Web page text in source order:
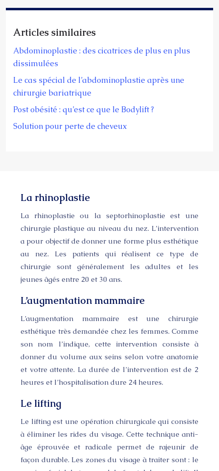
Articles similaires
Abdominoplastie : des cicatrices de plus en plus
dissimulées
Le cas spécial de l’abdominoplastie après une
chirurgie bariatrique
Post obésité : qu’est ce que le Bodylift ?
Solution pour perte de cheveux
La rhinoplastie
La rhinoplastie ou la septorhinoplastie est une
chirurgie plastique au niveau du nez. L’intervention
a pour objectif de donner une forme plus esthétique
au nez. Les patients qui réalisent ce type de
chirurgie sont généralement les adultes et les
jeunes âgés entre 20 et 30 ans.
L’augmentation mammaire
L’augmentation mammaire est une chirurgie
esthétique très demandée chez les femmes. Comme
son nom l’indique, cette intervention consiste à
donner du volume aux seins selon votre anatomie
et votre attente. La durée de l’intervention est de 2
heures et l’hospitalisation dure 24 heures.
Le lifting
Le lifting est une opération chirurgicale qui consiste
à éliminer les rides du visage. Cette technique anti-
âge éprouvée et radicale permet de rajeunir de
façon durable. Les zones du visage à traiter sont : le